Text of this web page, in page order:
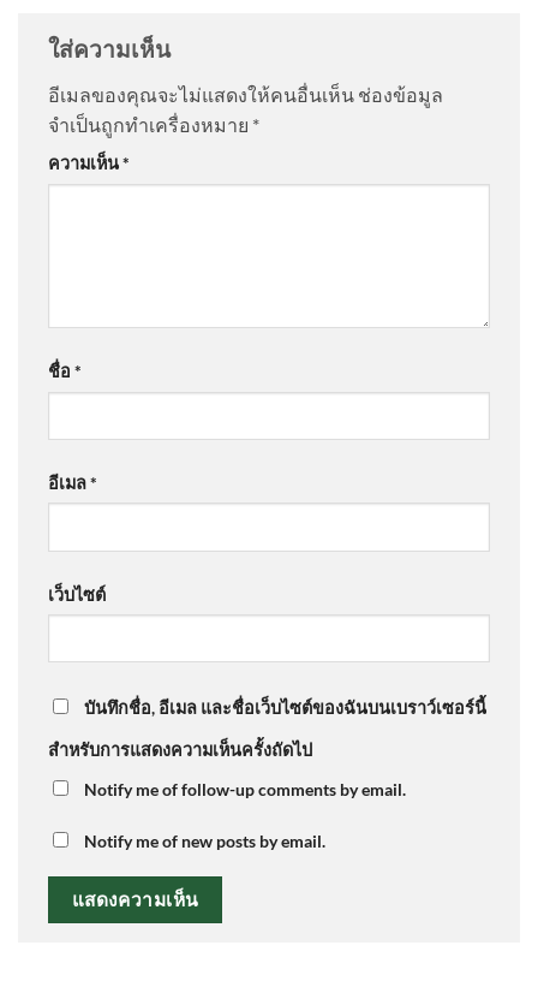
ใส่ความเห็น
อีเมลของคุณจะไม่แสดงให้คนอื่นเห็น ช่องข้อมูล
จำเป็นถูกทำเครื่องหมาย *
ความเห็น*
ชื่อ *
อีเมล*
เว็บไซต์
บันทึกชื่อ, อีเมล และชื่อเว็บไซต์ของฉันบนเบราว์เซอร์นี้
สำหรับการแสดงความเห็นครั้งถัดไป
Notify me of follow-up comments by email.
Notify me of new posts by email.